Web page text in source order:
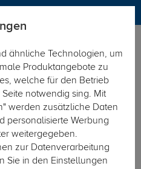
VW Passat Limousine
ähnliche Technologien, um
Produktangebote zu
welche für den Betrieb
notwendig sing. Mit
werden zusätzliche Daten
personalisierte Werbung
weitergegeben.
zur Datenverarbeitung
Sie in den Einstellungen